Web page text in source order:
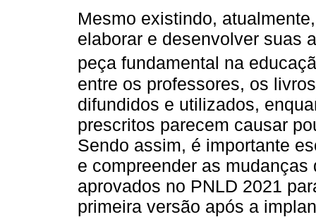
Mesmo existindo,
elaborar e desenvolver suas
peça fundamental na
entre os professores, os
difundidos e utilizados,
prescritos parecem causar
Sendo assim, é importante
e compreender as
aprovados no PNLD 2021
primeira versão após a